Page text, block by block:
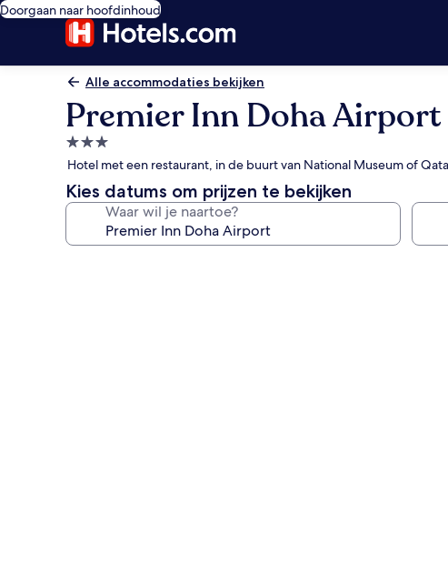
Doorgaan naar hoofdinhoud
Alle accommodaties bekijken
Premier Inn Doha Airport
3.0-
sterrenaccommodatie
Hotel met een restaurant, in de buurt van National Museum of
Kies datums om prijzen te bekijken
Waar wil je naartoe?